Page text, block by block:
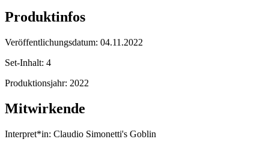
Produktinfos
Veröffentlichungsdatum: 04.11.2022
Set-Inhalt: 4
Produktionsjahr: 2022
Mitwirkende
Interpret*in: Claudio Simonetti's Goblin